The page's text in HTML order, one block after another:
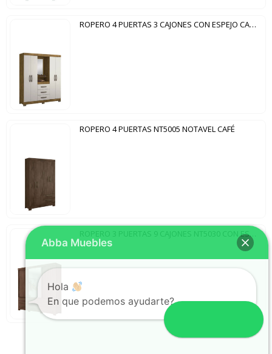
ROPERO 4 PUERTAS 3 CAJONES CON ESPEJO CAPELINHA NT5015 NOTAVEL RÚSTICO|OFF WHITE
ROPERO 4 PUERTAS NT5005 NOTAVEL CAFÉ
ROPERO 3 PUERTAS 9 CAJONES NT5030 CON ESPEJO NOTAVEL NOGAL TREND
Abba Muebles
Hola
En que podemos ayudarte?